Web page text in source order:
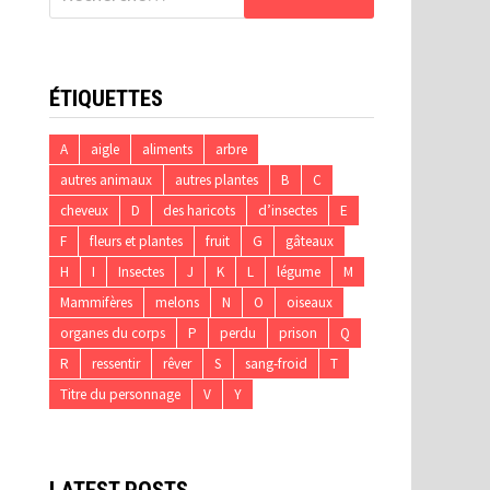
ÉTIQUETTES
A aigle aliments
arbre
autres animaux
autres plantes B
C
cheveux
D des haricots d’insectes
E
F
fleurs et plantes fruit G
gâteaux
H
I Insectes J K L légume
M
Mammifères
melons N O
oiseaux
organes du corps
P perdu prison
Q
R
ressentir rêver S sang-froid
T
Titre du personnage
V Y